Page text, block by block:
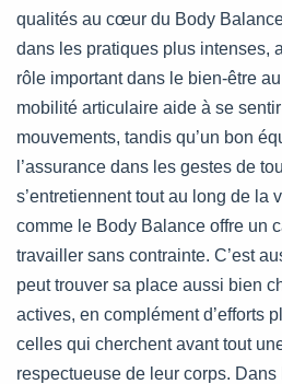
qualités au cœur du Body
dans les pratiques plus intenses,
rôle important dans le bien-être
mobilité articulaire aide à se
mouvements, tandis qu’un bon
l’assurance dans les gestes de
s’entretiennent tout au long de la
comme le Body Balance offre un
travailler sans contrainte. C’est
peut trouver sa place aussi bien
actives, en complément d’efforts
celles qui cherchent avant tout
respectueuse de leur corps. Dans